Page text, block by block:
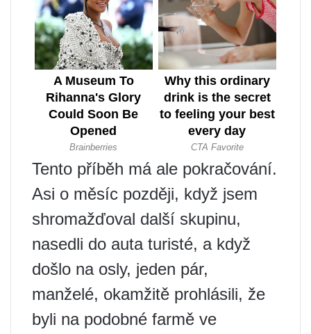
Tento příběh má ale pokračování.
Asi o měsíc později, když jsem
shromažďoval další skupinu,
nasedli do auta turisté, a když
došlo na osly, jeden pár,
manželé, okamžitě prohlásili, že
byli na podobné farmě ve